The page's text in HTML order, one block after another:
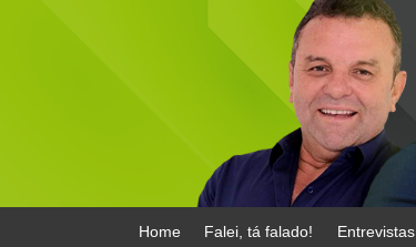
Home Falei, tá falado! Entrevistas